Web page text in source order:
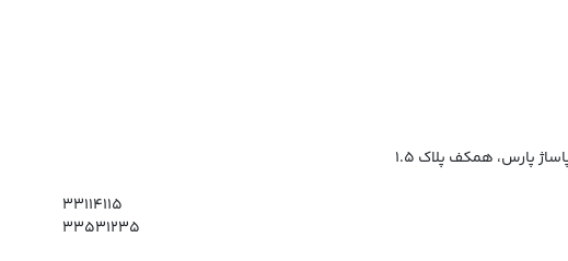
پارس، همکف پلاک ۱.۵
۳۳۱۱۴۱۱۵
۳۳۵۳۱۲۳۵